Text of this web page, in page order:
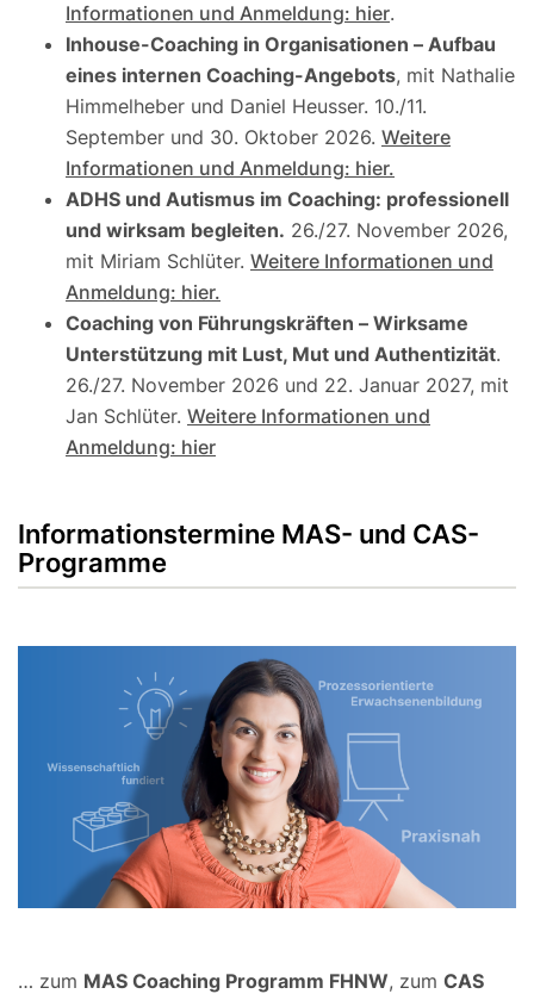
Informationen und Anmeldung: hier.
Inhouse-Coaching in Organisationen – Aufbau
eines internen Coaching-Angebots, mit Nathalie
Himmelheber und Daniel Heusser. 10./11.
September und 30. Oktober 2026. Weitere
Informationen und Anmeldung: hier.
ADHS und Autismus im Coaching: professionell
und wirksam begleiten. 26./27. November 2026,
mit Miriam Schlüter. Weitere Informationen und
Anmeldung: hier.
Coaching von Führungskräften – Wirksame
Unterstützung mit Lust, Mut und Authentizität.
26./27. November 2026 und 22. Januar 2027, mit
Jan Schlüter. Weitere Informationen und
Anmeldung: hier
Informationstermine MAS- und CAS-
Programme
… zum MAS Coaching Programm FHNW, zum CAS